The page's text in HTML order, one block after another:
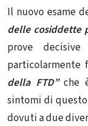
Il nuovo esame
delle cosiddette
prove
particolarmente
della FTD”che
sintomi di questo
dovuti a due